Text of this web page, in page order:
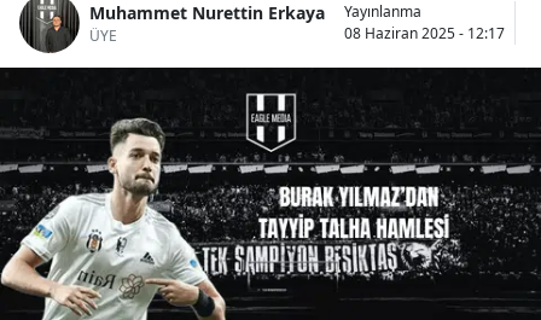
Muhammet Nurettin Erkaya
ÜYE
Yayınlanma
08 Haziran 2025 - 12:17